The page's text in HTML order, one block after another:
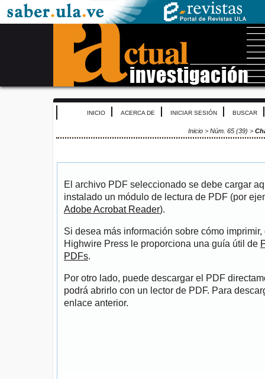
INICIO ACERCA DE INICIAR SESIÓN BUSCAR
Inicio > Núm. 65 (39) >
El archivo PDF seleccionado se debe cargar
instalado un módulo de lectura de PDF (por
Adobe Acrobat Reader).
Si desea más información sobre cómo
Highwire Press le proporciona una guía útil de
PDFs.
Por otro lado, puede descargar el PDF
podrá abrirlo con un lector de PDF. Para
enlace anterior.